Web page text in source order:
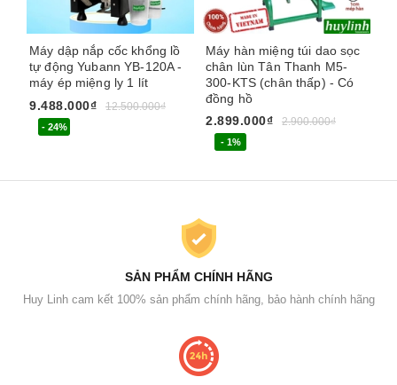
Máy dập nắp cốc khổng lồ
tự động Yubann YB-120A -
máy ép miệng ly 1 lít
9.488.000₫
12.500.000₫
- 24%
Máy hàn miệng túi dao sọc
chân lùn Tân Thanh M5-
300-KTS (chân thấp) - Có
đồng hồ
2.899.000₫
2.900.000₫
- 1%
SẢN PHẨM CHÍNH HÃNG
Huy Linh cam kết 100% sản phẩm chính hãng, bảo hành chính hãng